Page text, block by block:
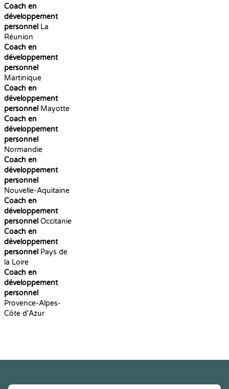
Coach en
développement
personnel La
Réunion
Coach en
développement
personnel
Martinique
Coach en
développement
personnel Mayotte
Coach en
développement
personnel
Normandie
Coach en
développement
personnel
Nouvelle-Aquitaine
Coach en
développement
personnel Occitanie
Coach en
développement
personnel Pays de
la Loire
Coach en
développement
personnel
Provence-Alpes-
Côte d'Azur